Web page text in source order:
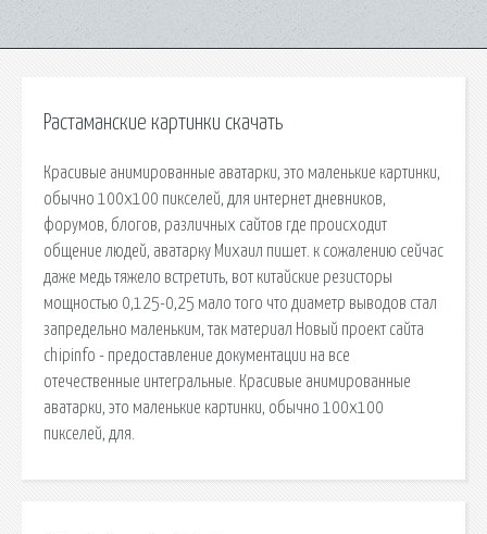
Растаманские картинки скачать
Красивые анимированные аватарки, это маленькие картинки,
обычно 100х100 пикселей, для интернет дневников,
форумов, блогов, различных сайтов где происходит
общение людей, аватарку Михаил пишет. к сожалению сейчас
даже медь тяжело встретить, вот китайские резисторы
мощностью 0,125-0,25 мало того что диаметр выводов стал
запредельно маленьким, так материал Новый проект сайта
chipinfo - предоставление документации на все
отечественные интегральные. Красивые анимированные
аватарки, это маленькие картинки, обычно 100х100
пикселей, для.